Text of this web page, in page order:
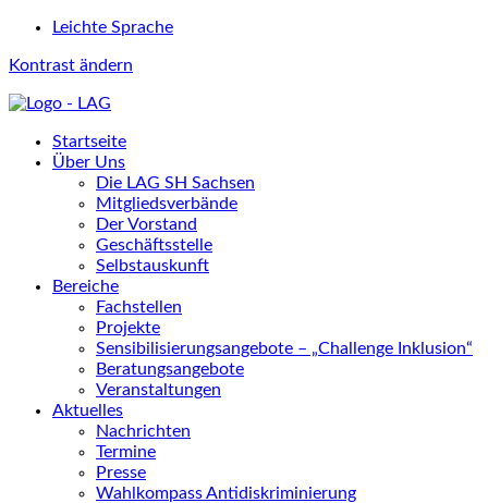
Leichte Sprache
Kontrast ändern
Startseite
Über Uns
Die LAG SH Sachsen
Mitgliedsverbände
Der Vorstand
Geschäftsstelle
Selbstauskunft
Bereiche
Fachstellen
Projekte
Sensibilisierungsangebote – „Challenge Inklusion“
Beratungsangebote
Veranstaltungen
Aktuelles
Nachrichten
Termine
Presse
Wahlkompass Antidiskriminierung